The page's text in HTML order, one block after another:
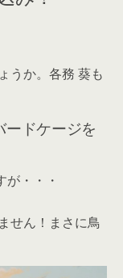
うか。各務 葵も
ードケージを
が・・・
せん！まさに鳥